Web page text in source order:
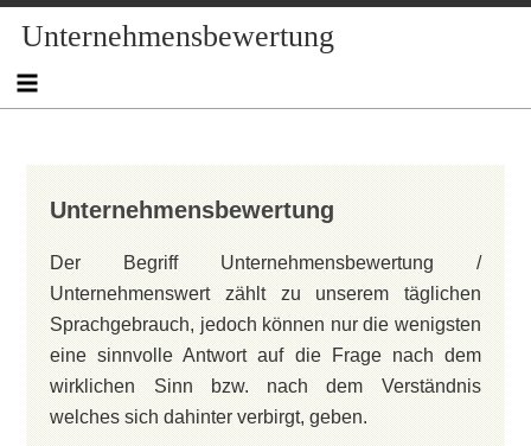
to
to
to
NAV_MENU-
to
NAV_MENU-
to
NAV_MENU-
to
NAV_MENU-
to
MSCHANDL
to
to
to
Unternehmensbewertung
Unternehmensbewertung
Der Begriff Unternehmensbewertung /
Unternehmenswert zählt zu unserem täglichen
Sprachgebrauch, jedoch können nur die wenigsten
eine sinnvolle Antwort auf die Frage nach dem
wirklichen Sinn bzw. nach dem Verständnis
welches sich dahinter verbirgt, geben.